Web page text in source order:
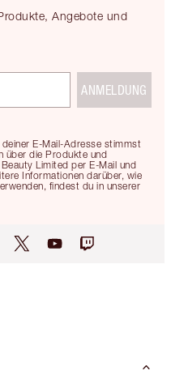
Angebote und
E-Mail-Adresse stimmst
über die Produkte und
Limited per E-Mail und
Informationen darüber, wie
findest du in unserer
ANMELDUNG